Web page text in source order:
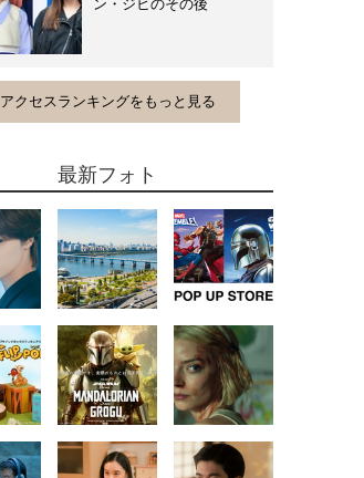
ン・ジヒのその後
アクセスランキングをもっと見る
最新フォト